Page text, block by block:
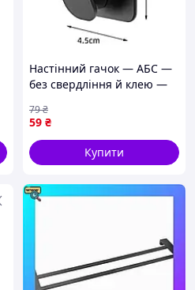
Настінний гачок — AБС —
без свердління й клею —
кухні.
59 ₴
79₴
Купити